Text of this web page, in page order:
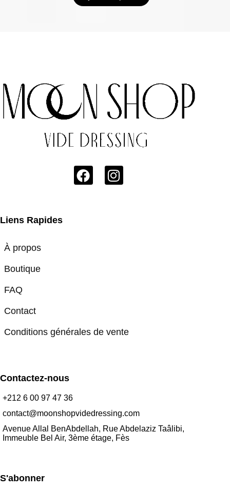
Liens Rapides
À propos
Boutique
FAQ
Contact
Conditions générales de vente
Contactez-nous
+212 6 00 97 47 36
contact@moonshopvidedressing.com
Avenue Allal BenAbdellah, Rue Abdelaziz Taâlibi,
Immeuble Bel Air, 3ème étage, Fès
S'abonner